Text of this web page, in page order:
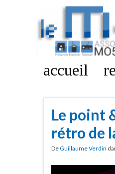
accueil
Le point
rétro de
DeGuillaume Verdin